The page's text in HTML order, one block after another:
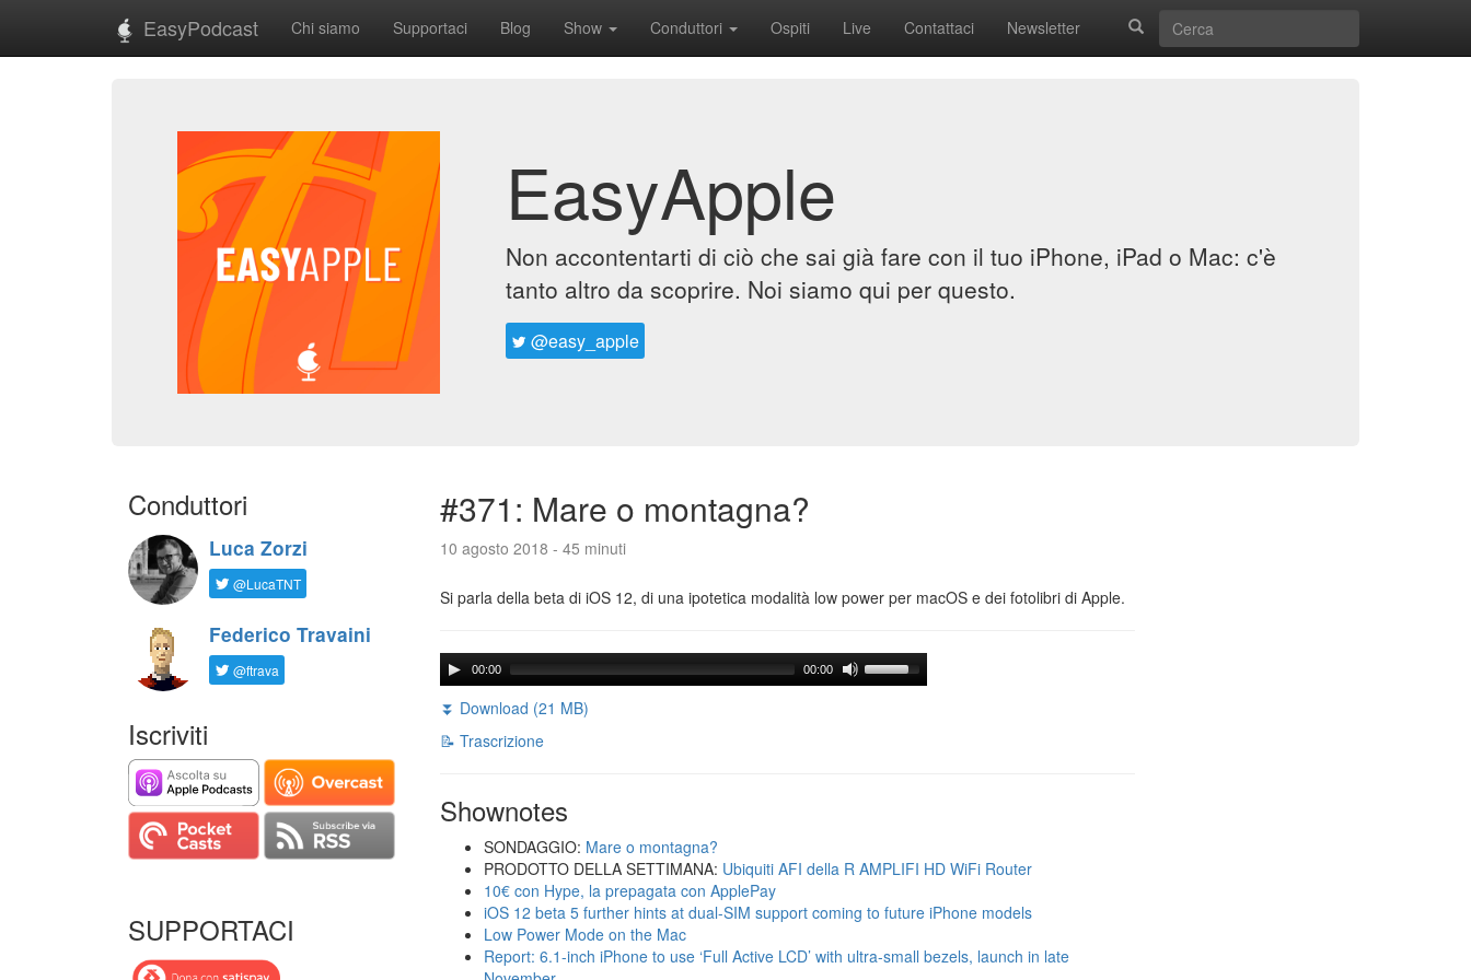
EasyPodcast Chi siamo Supportaci Blog Show Conduttori Ospiti Live Contattaci Newsletter
EasyApple
Non accontentarti di ciò che sai già fare con il tuo iPhone, iPad o Mac: c'è
tanto altro da scoprire. Noi siamo qui per questo.
@easy_apple
Conduttori
Luca Zorzi
@LucaTNT
Federico Travaini
@ftrava
Iscriviti
SUPPORTACI
#371: Mare o montagna?
10 agosto 2018 - 45 minuti
Si parla della beta di iOS 12, di una ipotetica modalità low power per macOS e dei fotolibri di Apple.
00:00 00:00
⏬ Download (21 MB)
📝 Trascrizione
Shownotes
SONDAGGIO: Mare o montagna?
PRODOTTO DELLA SETTIMANA: Ubiquiti AFI della R AMPLIFI HD WiFi Router
10€ con Hype, la prepagata con ApplePay
iOS 12 beta 5 further hints at dual-SIM support coming to future iPhone models
Low Power Mode on the Mac
Report: 6.1-inch iPhone to use ‘Full Active LCD’ with ultra-small bezels, launch in late